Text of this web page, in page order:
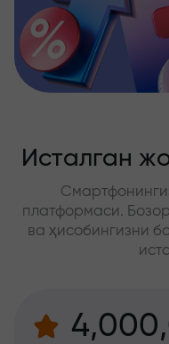
Исталган
платформаси.
ва ҳисобингизни